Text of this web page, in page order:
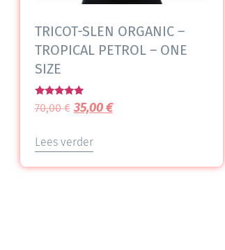
TRICOT-SLEN ORGANIC –
TROPICAL PETROL – ONE
SIZE
Gewaardeerd
5.00
70,00€ 35,00€
Lees verder